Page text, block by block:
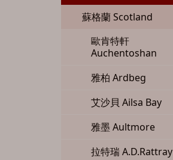
蘇格蘭 Scotland
歐肯特軒
Auchentoshan
雅柏 Ardbeg
艾沙貝 Ailsa Bay
雅墨 Aultmore
拉特瑞 A.D.Rattray